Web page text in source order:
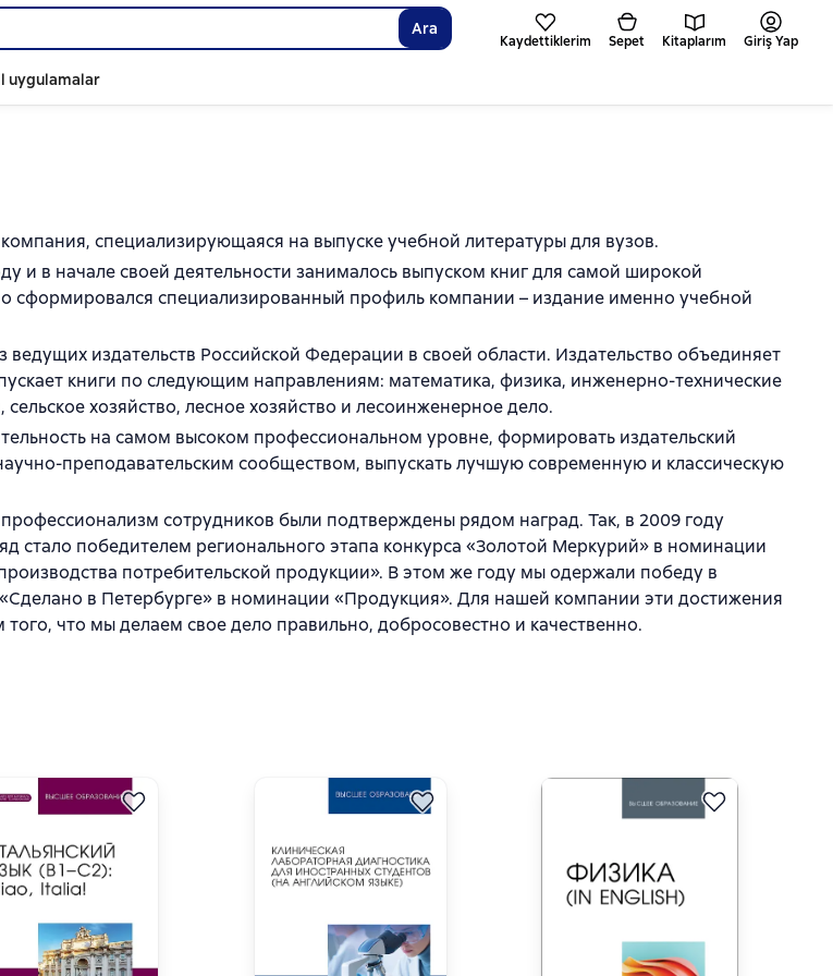
Ara
Kaydettiklerim Sepet Kitaplarım Giriş Yap
uygulamalar
специализирующаяся на выпуске учебной литературы для вузов.
и в начале своей деятельности занималось выпуском книг для самой широкой
сформировался специализированный профиль компании – издание именно учебной
издательств Российской Федерации в своей области. Издательство объединяет
книги по следующим направлениям: математика, физика, инженерно-технические
хозяйство, лесное хозяйство и лесоинженерное дело.
на самом высоком профессиональном уровне, формировать издательский
преподавательским сообществом, выпускать лучшую современную и классическую
сотрудников были подтверждены рядом наград. Так, в 2009 году
стало победителем регионального этапа конкурса «Золотой Меркурий» в номинации
потребительской продукции». В этом же году мы одержали победу в
«Сделано в Петербурге» в номинации «Продукция». Для нашей компании эти достижения
что мы делаем свое дело правильно, добросовестно и качественно.